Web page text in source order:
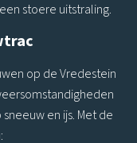
stoere uitstraling.
op de Vredestein
en ijs. Met de